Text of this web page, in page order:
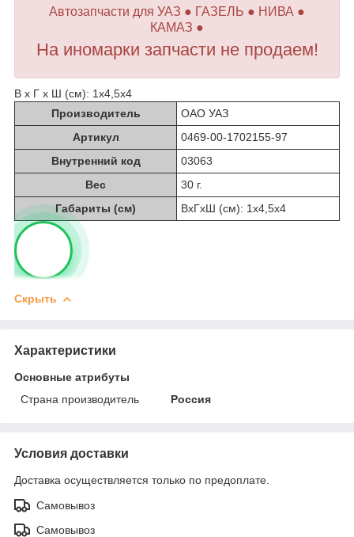
Автозапчасти для УАЗ ● ГАЗЕЛЬ ● НИВА ●
КАМАЗ ●
На иномарки запчасти не продаем!
В х Г х Ш (см): 1х4,5х4
Производитель
ОАО УАЗ
Артикул
0469-00-1702155-97
Внутренний код
03063
Вес
30 г.
Габариты (см)
ВхГхШ (см): 1х4,5х4
Скрыть
Характеристики
Основные атрибуты
Страна производитель
Россия
Условия доставки
Доставка осуществляется только по предоплате.
Самовывоз
Самовывоз